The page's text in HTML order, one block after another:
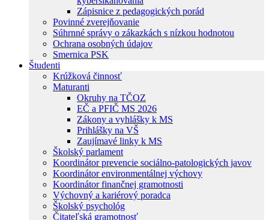
Zápisnice z pedagogických porád
Povinné zverejňovanie
Súhrnné správy o zákazkách s nízkou hodnotou
Ochrana osobných údajov
Smernica PSK
Študenti
Krúžková činnosť
Maturanti
Okruhy na TČOZ
EČ a PFIČ MS 2026
Zákony a vyhlášky k MS
Prihlášky na VŠ
Zaujímavé linky k MS
Školský parlament
Koordinátor prevencie sociálno-patologických javov
Koordinátor environmentálnej výchovy
Koordinátor finančnej gramotnosti
Výchovný a kariérový poradca
Školský psychológ
Čitateľská gramotnosť